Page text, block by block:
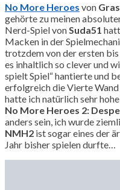
No More Heroes von
gehörte zu meinen
Nerd-Spiel von Suda51
Macken in der
trotzdem von der ersten
es inhaltlich so clever und
spielt Spiel“ hantierte und
erfolgreich die Vierte
hatte ich natürlich sehr
No More Heroes 2:
anders sein, ich wurde
NMH2 ist sogar eines der
Jahr bisher spielen durfte…